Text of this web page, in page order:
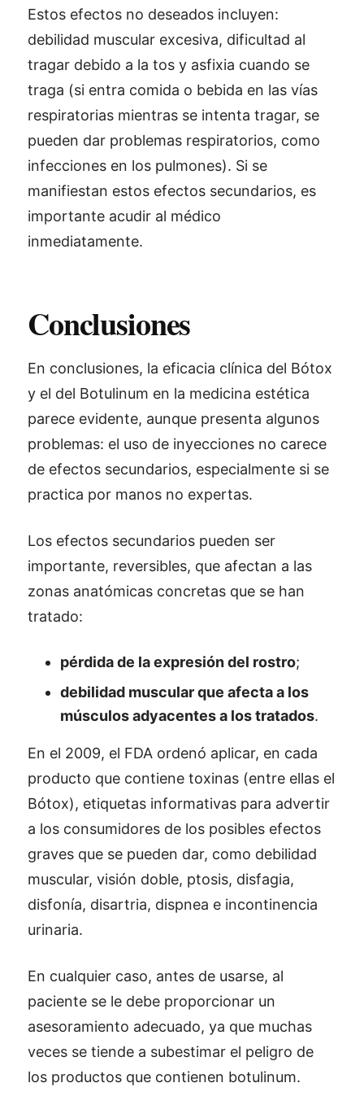
Estos efectos no deseados incluyen:
debilidad muscular excesiva, dificultad al
tragar debido a la tos y asfixia cuando se
traga (si entra comida o bebida en las vías
respiratorias mientras se intenta tragar, se
pueden dar problemas respiratorios, como
infecciones en los pulmones). Si se
manifiestan estos efectos secundarios, es
importante acudir al médico
inmediatamente.
Conclusiones
En conclusiones, la eficacia clínica del Bótox
y el del Botulinum en la medicina estética
parece evidente, aunque presenta algunos
problemas: el uso de inyecciones no carece
de efectos secundarios, especialmente si se
practica por manos no expertas.
Los efectos secundarios pueden ser
importante, reversibles, que afectan a las
zonas anatómicas concretas que se han
tratado:
pérdida de la expresión del rostro;
debilidad muscular que afecta a los
músculos adyacentes a los tratados.
En el 2009, el FDA ordenó aplicar, en cada
producto que contiene toxinas (entre ellas el
Bótox), etiquetas informativas para advertir
a los consumidores de los posibles efectos
graves que se pueden dar, como debilidad
muscular, visión doble, ptosis, disfagia,
disfonía, disartria, dispnea e incontinencia
urinaria.
En cualquier caso, antes de usarse, al
paciente se le debe proporcionar un
asesoramiento adecuado, ya que muchas
veces se tiende a subestimar el peligro de
los productos que contienen botulinum.